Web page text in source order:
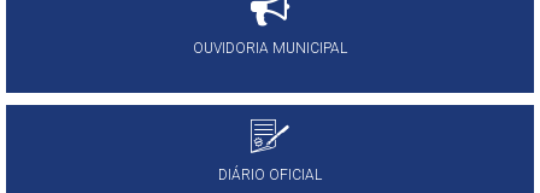
OUVIDORIA MUNICIPAL
DIÁRIO OFICIAL